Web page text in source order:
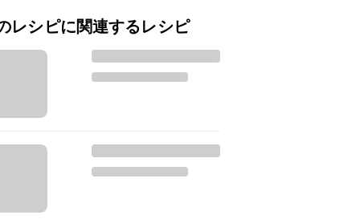
レシピに関連するレシピ